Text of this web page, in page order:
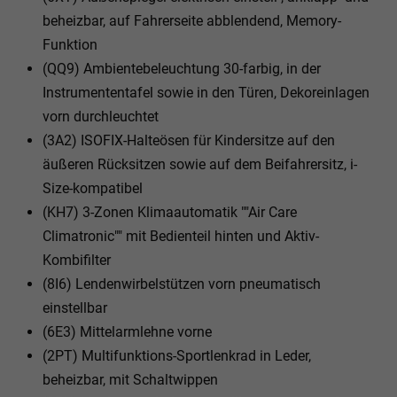
beheizbar, auf Fahrerseite abblendend, Memory-
Funktion
(QQ9) Ambientebeleuchtung 30-farbig, in der
Instrumententafel sowie in den Türen, Dekoreinlagen
vorn durchleuchtet
(3A2) ISOFIX-Halteösen für Kindersitze auf den
äußeren Rücksitzen sowie auf dem Beifahrersitz, i-
Size-kompatibel
(KH7) 3-Zonen Klimaautomatik ""Air Care
Climatronic"" mit Bedienteil hinten und Aktiv-
Kombifilter
(8I6) Lendenwirbelstützen vorn pneumatisch
einstellbar
(6E3) Mittelarmlehne vorne
(2PT) Multifunktions-Sportlenkrad in Leder,
beheizbar, mit Schaltwippen